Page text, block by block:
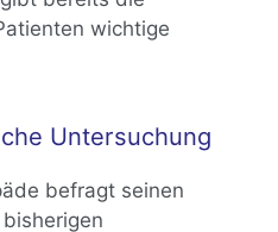
wichtige
Untersuchung
befragt seinen